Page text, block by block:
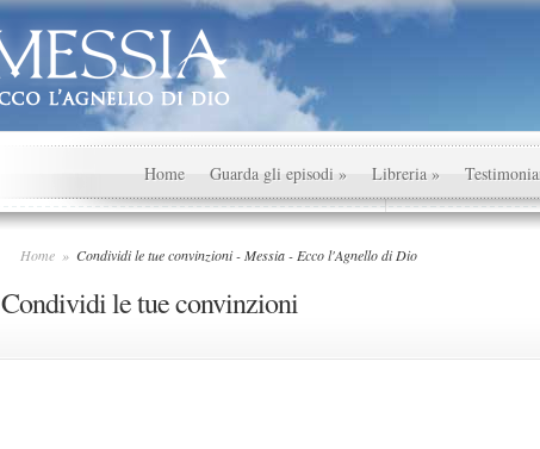
Home
Guarda gli episodi » Libreria »
Home » Condividi le tue convinzioni - Messia - Ecco l'Agnello di Dio
Condividi le tue convinzioni